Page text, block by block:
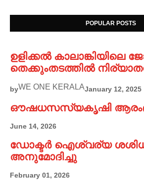
POPULAR POSTS
ഉളിക്കൽ കാലാങ്കിയിലെ
തെക്കുംതടത്തിൽ
byWE ONE KERALAJanuary 12, 2025
ഔഷധസസ്യകൃഷി
June 14, 2026
ഡോക്ടർ ഐശ്വര്യ
അനുമോദിച്ചു
February 01, 2026